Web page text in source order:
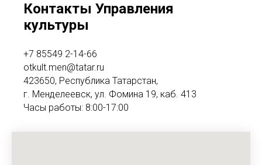
Контакты Управления
культуры
+7 85549 2-14-66
otkult.men@tatar.ru
423650, Республика Татарстан,
г. Менделеевск, ул. Фомина 19, каб. 413
Часы работы: 8:00-17:00